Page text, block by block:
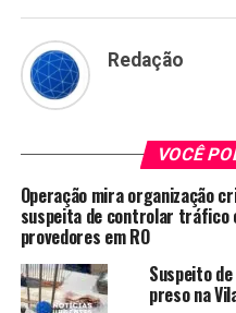
Redação
VOCÊ
Operação mira organização
suspeita de controlar tráfico
provedores em RO
Suspeito
preso na